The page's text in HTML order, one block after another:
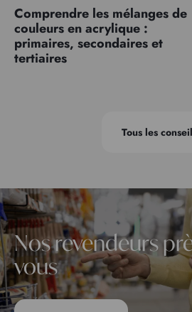
Comprendre les mélanges de
couleurs en acrylique :
primaires, secondaires et
tertiaires
Tous les
Nos revendeurs
vous